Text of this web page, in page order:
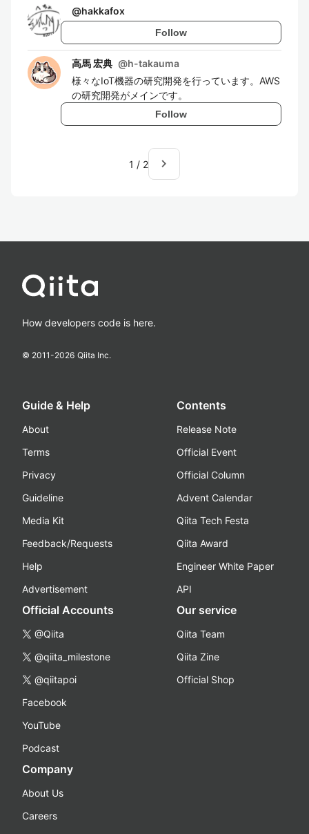
@hakkafox
Follow
高馬 宏典 @h-takauma
様々なIoT機器の研究開発を行っています。AWS
の研究開発がメインです。
Follow
1 / 2 navigate_next
How developers code is here.
© 2011-2026 Qiita Inc.
Guide & Help
About
Terms
Privacy
Guideline
Media Kit
Feedback/Requests
Help
Advertisement
Contents
Release Note
Official Event
Official Column
Advent Calendar
Qiita Tech Festa
Qiita Award
Engineer White Paper
API
Official Accounts
@Qiita
@qiita_milestone
@qiitapoi
Facebook
YouTube
Podcast
Our service
Qiita Team
Qiita Zine
Official Shop
Company
About Us
Careers